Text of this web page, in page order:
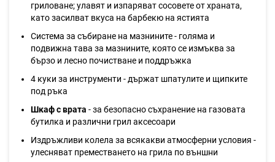
гриловане; улавят и изпаряват сосовете от храната,
като засилват вкуса на барбекю на ястията
Система за събиране на мазнините - голяма и
подвижна тава за мазнините, която се измъква за
бързо и лесно почистване и поддръжка
4 куки за инструменти - държат шпатулите и щипките
под ръка
Шкаф с врата - за безопасно съхранение на газовата
бутилка и различни грил аксесоари
Издръжливи колела за всякакви атмосферни условия -
улесняват преместването на грила по външни